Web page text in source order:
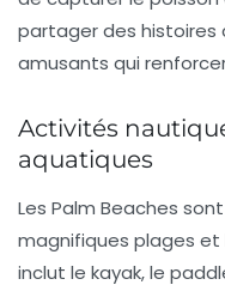
partager des histoires
amusants qui
Activités
aquatiques
Les Palm Beaches
magnifiques plages
inclut le kayak, le